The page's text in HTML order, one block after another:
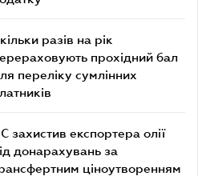
разів на рік
прохідний бал
переліку сумлінних
захистив експортера олії
донарахувань за
ціноутворенням